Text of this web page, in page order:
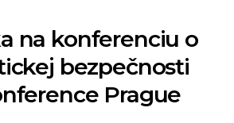
na konferenciu o
bezpečnosti
Prague